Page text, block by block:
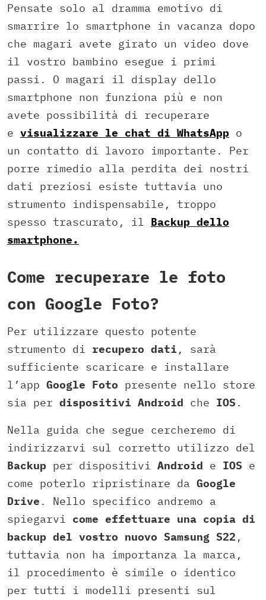
Pensate solo al dramma emotivo di
smarrire lo smartphone in vacanza dopo
che magari avete girato un video dove
il vostro bambino esegue i primi
passi. O magari il display dello
smartphone non funziona più e non
avete possibilità di recuperare
e visualizzare le chat di WhatsApp o
un contatto di lavoro importante. Per
porre rimedio alla perdita dei nostri
dati preziosi esiste tuttavia uno
strumento indispensabile, troppo
spesso trascurato, il Backup dello
smartphone.
Come recuperare le foto
con Google Foto?
Per utilizzare questo potente
strumento di recupero dati , sarà
sufficiente scaricare e installare
l’app Google Foto presente nello store
sia per dispositivi Android che IOS .
Nella guida che segue cercheremo di
indirizzarvi sul corretto utilizzo del
Backup per dispositivi Android e IOS e
come poterlo ripristinare da Google
Drive . Nello specifico andremo a
spiegarvi come effettuare una copia di
backup del vostro nuovo Samsung S22 ,
tuttavia non ha importanza la marca,
il procedimento è simile o identico
per tutti i modelli presenti sul